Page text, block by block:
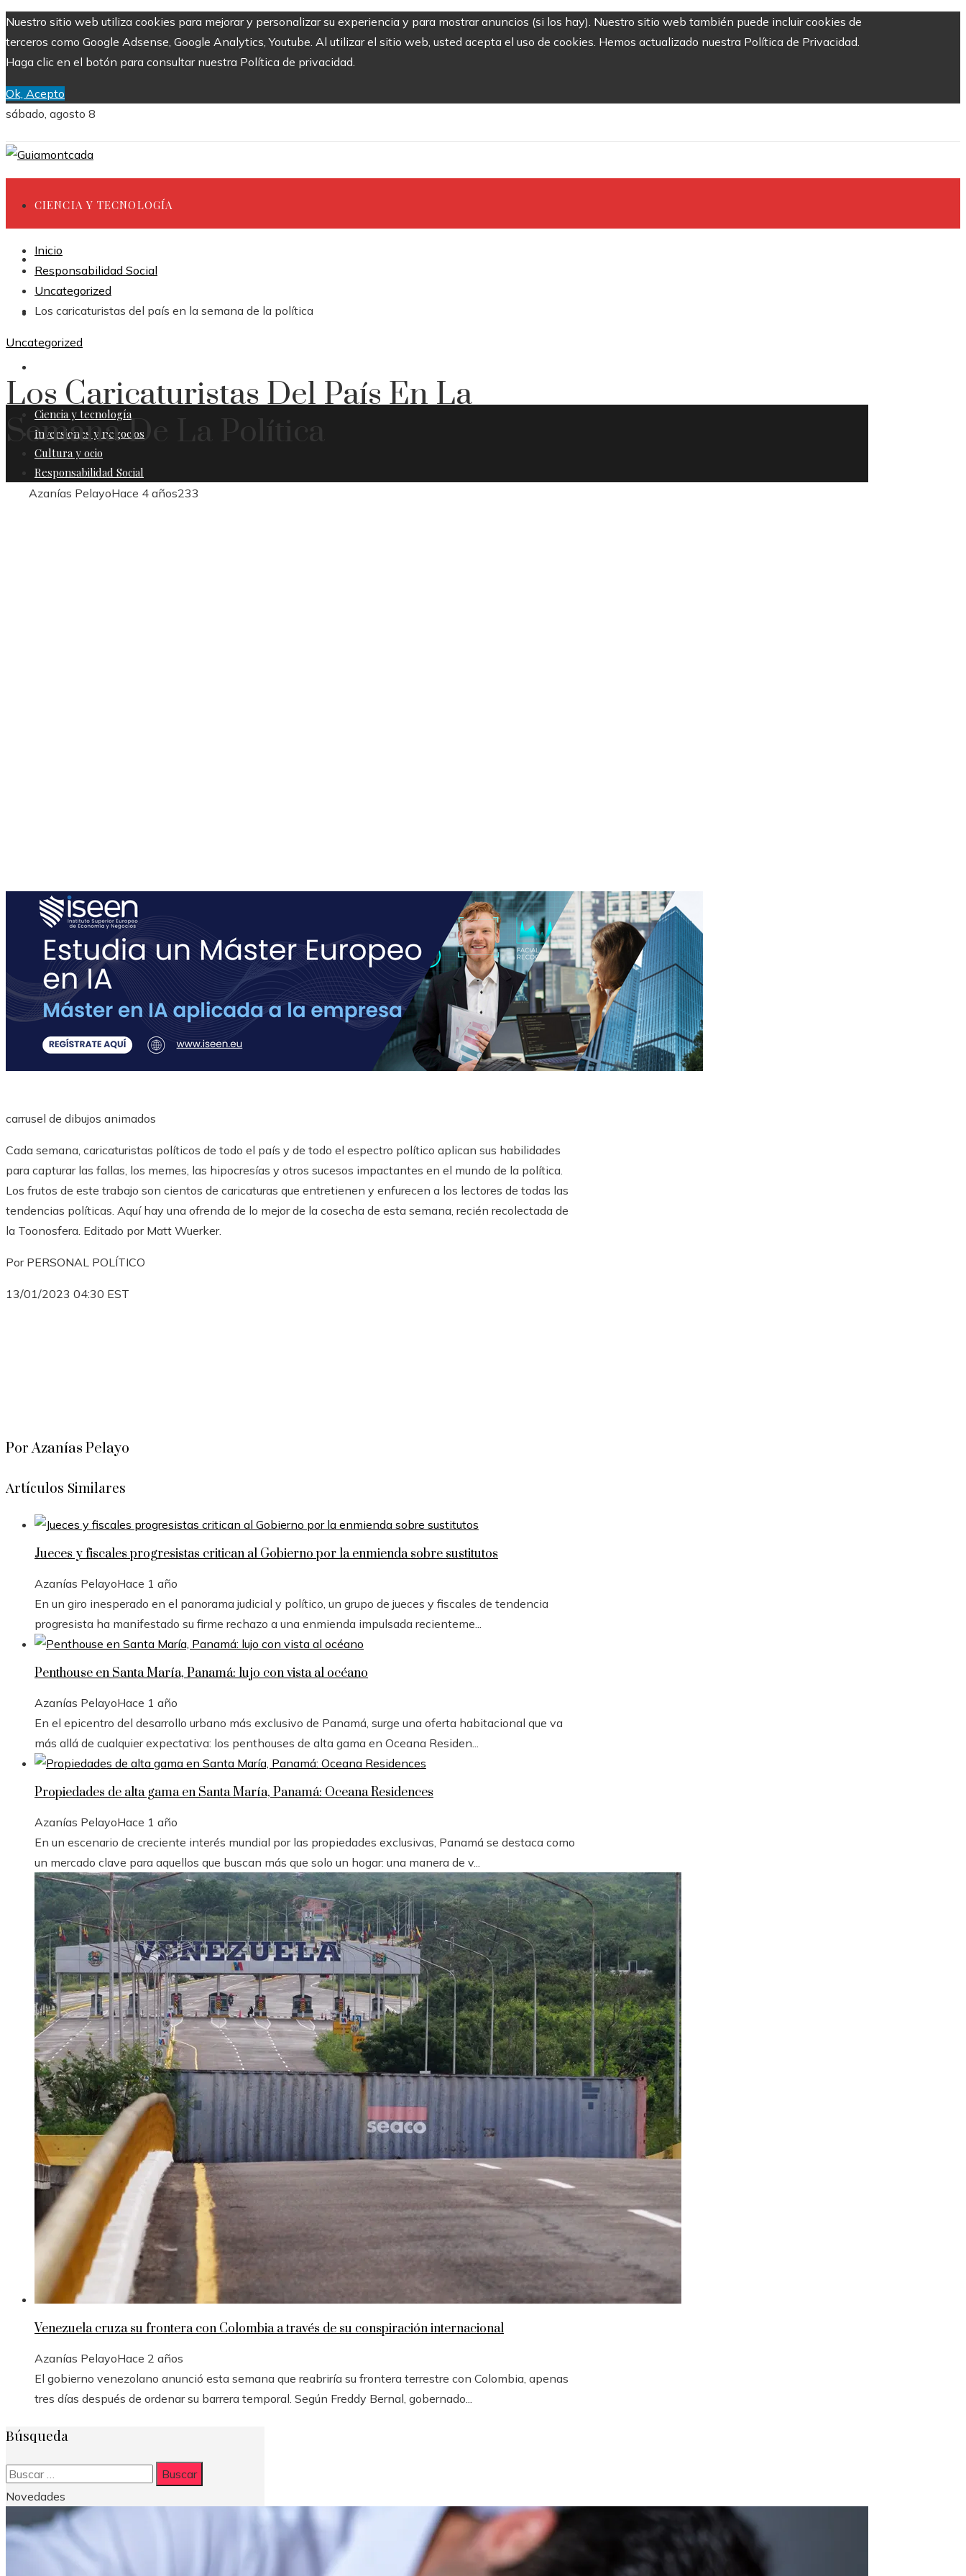
Nuestro sitio web utiliza cookies para mejorar y personalizar su experiencia y para mostrar anuncios (si los hay). Nuestro sitio web también puede incluir cookies de
terceros como Google Adsense, Google Analytics, Youtube. Al utilizar el sitio web, usted acepta el uso de cookies. Hemos actualizado nuestra Política de Privacidad.
Haga clic en el botón para consultar nuestra Política de privacidad.
Ok, Acepto
sábado, agosto 8
CIENCIA Y TECNOLOGÍA
INVERSIONES Y NEGOCIOS
CULTURA Y OCIO
Ciencia y tecnología
Inversiones y negocios
Cultura y ocio
Responsabilidad Social
Inicio
Responsabilidad Social
Uncategorized
Los caricaturistas del país en la semana de la política
Uncategorized
Los Caricaturistas Del País En La
Semana De La Política
Azanías PelayoHace 4 años233
carrusel de dibujos animados
Cada semana, caricaturistas políticos de todo el país y de todo el espectro político aplican sus habilidades
para capturar las fallas, los memes, las hipocresías y otros sucesos impactantes en el mundo de la política.
Los frutos de este trabajo son cientos de caricaturas que entretienen y enfurecen a los lectores de todas las
tendencias políticas. Aquí hay una ofrenda de lo mejor de la cosecha de esta semana, recién recolectada de
la Toonosfera. Editado por Matt Wuerker.
Por PERSONAL POLÍTICO
13/01/2023 04:30 EST
Por Azanías Pelayo
Artículos Similares
Jueces y fiscales progresistas critican al Gobierno por la enmienda sobre sustitutos
Azanías PelayoHace 1 año
En un giro inesperado en el panorama judicial y político, un grupo de jueces y fiscales de tendencia
progresista ha manifestado su firme rechazo a una enmienda impulsada recienteme...
Penthouse en Santa María, Panamá: lujo con vista al océano
Azanías PelayoHace 1 año
En el epicentro del desarrollo urbano más exclusivo de Panamá, surge una oferta habitacional que va
más allá de cualquier expectativa: los penthouses de alta gama en Oceana Residen...
Propiedades de alta gama en Santa María, Panamá: Oceana Residences
Azanías PelayoHace 1 año
En un escenario de creciente interés mundial por las propiedades exclusivas, Panamá se destaca como
un mercado clave para aquellos que buscan más que solo un hogar: una manera de v...
Venezuela cruza su frontera con Colombia a través de su conspiración internacional
Azanías PelayoHace 2 años
El gobierno venezolano anunció esta semana que reabriría su frontera terrestre con Colombia, apenas
tres días después de ordenar su barrera temporal. Según Freddy Bernal, gobernado...
Búsqueda
Buscar:
Novedades